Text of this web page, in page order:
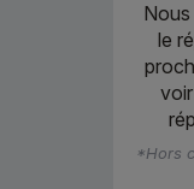
le
*Hors